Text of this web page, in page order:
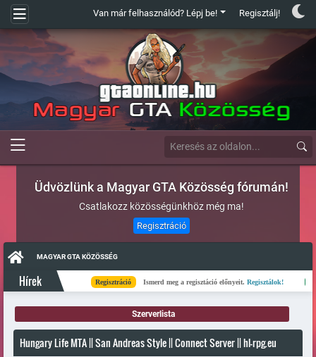
Van már felhasználód? Lépj be! Regisztálj!
Üdvözlünk a Magyar GTA Közösség fórumán!
Csatlakozz közösségünkhöz még ma!
Regisztráció
MAGYAR GTA KÖZÖSSÉG
Hírek Regisztráció Ismerd meg a regisztáció előnyeit.Regisztálok! Kész
Szerverlista
Hungary Life MTA || San Andreas Style || Connect Server || hl-rpg.eu